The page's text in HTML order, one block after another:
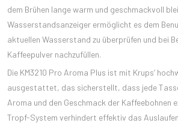
dem Brühen lange warm und geschmackvoll
Wasserstandsanzeiger ermöglicht es dem
aktuellen Wasserstand zu überprüfen und bei
Kaffeepulver nachzufüllen.
Die KM3210 Pro Aroma Plus ist mit Krups‘
ausgestattet, das sicherstellt, dass jede
Aroma und den Geschmack der Kaffeebohnen
Tropf-System verhindert effektiv das